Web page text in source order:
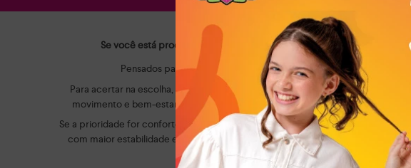
Se você está procurando calçados infantis que acompanhem o ritmo
Pensados para o dia a dia dos pequenos, os modelos combinam
Para acertar na escolha, é importante considerar a rotina da criança. Para
movimento e bem-estar ao longo do dia. Já os modelos com fechamento
Se a prioridade for conforto, vale optar por modelos com interior macio, bom
com maior estabilidade e solado resistente oferecem mais segurança durante
fáceis